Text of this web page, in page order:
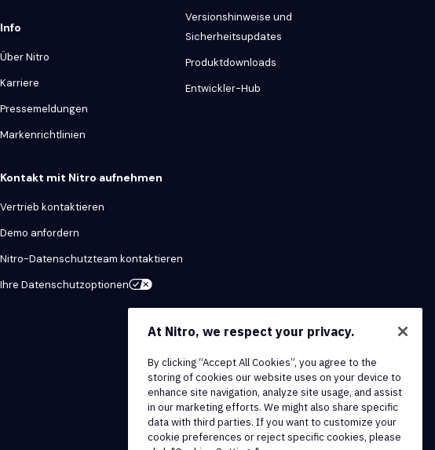
Info
Über Nitro
Karriere
Pressemeldungen
Markenrichtlinien
Kontakt mit Nitro aufnehmen
Vertrieb kontaktieren
Demo anfordern
Nitro-Datenschutzteam kontaktieren
Ihre Datenschutzoptionen
Versionshinweise und
Sicherheitsupdates
Produktdownloads
Entwickler-Hub
At Nitro, we respect your privacy.
By clicking “Accept All Cookies”, you agree to the
storing of cookies our website uses on your device to
enhance site navigation, analyze site usage, and assist
in our marketing efforts. We might also share specific
data with third parties. If you want to customize your
cookie preferences or reject specific cookies, please